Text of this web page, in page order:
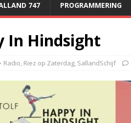
747 PROGRAMMERING
In Hindsight
Radio, Riez op Zaterdag, SallandSchijf